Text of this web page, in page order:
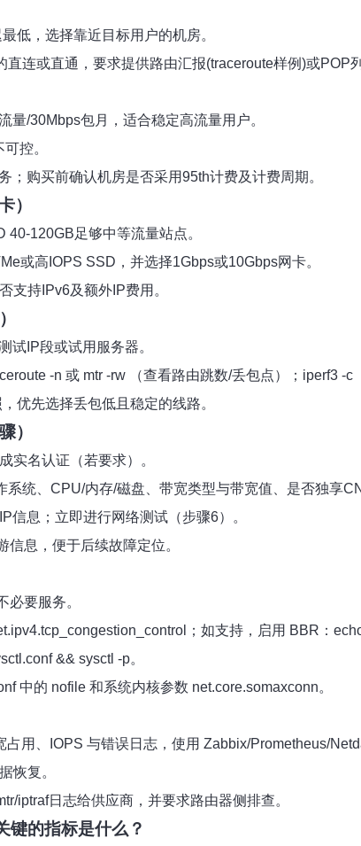
低，选择靠近目标用户的机房。
连或直通，要求提供路由汇报(traceroute样例)或POP列
量/30Mbps包月，适合稳定高流量用户。
控。
购买前确认机房是否采用95th计费及计费周期。
）
120GB足够中等流量站点。
或高IOPS SSD，并选择1Gbps或10Gbps网卡。
支持IPv6及额外IP费用。
试IP段或试用服务器。
-n 或 mtr -rw （查看路由跳数/丢包点）；iperf3 -c
优先选择丢包低且稳定的线路。
）
实名认证（若要求）。
统、CPU/内存/磁盘、带宽类型与带宽值、是否独享
信息；立即进行网络测试（步骤6）。
息，便于后续故障定位。
必要服务。
；如支持，启用 BBR：
&& sysctl -p。
中的 nofile 和系统内核参数 net.core.somaxconn。
用、IOPS 与错误日志，使用 Zabbix/Prometheus/
恢复。
iptraf日志给供应商，并要求路由器侧排查。
键的指标是什么？